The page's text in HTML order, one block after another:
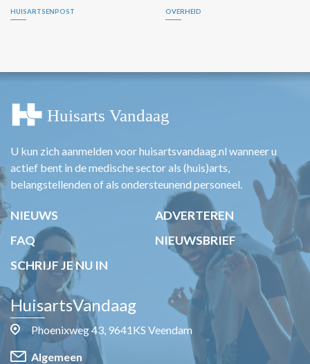
HUISARTSENPOST OVERHEID
U kun zich aanmelden voor huisartsvandaag.nl wanneer u
actief bent in de medische sector als (huis)arts,
belangstellenden of als ondersteunend personeel.
NIEUWS
ADVERTEREN
FAQ
NIEUWSBRIEF
SCHRIJF JE NU IN
HuisartsVandaag
Phoenixweg 43, 9641KS Veendam
Algemeen